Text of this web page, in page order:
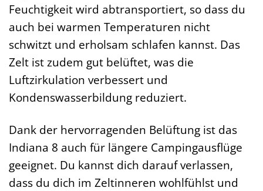
Feuchtigkeit wird abtransportiert, so dass du
auch bei warmen Temperaturen nicht
schwitzt und erholsam schlafen kannst. Das
Zelt ist zudem gut belüftet, was die
Luftzirkulation verbessert und
Kondenswasserbildung reduziert.
Dank der hervorragenden Belüftung ist das
Indiana 8 auch für längere Campingausflüge
geeignet. Du kannst dich darauf verlassen,
dass du dich im Zeltinneren wohlfühlst und